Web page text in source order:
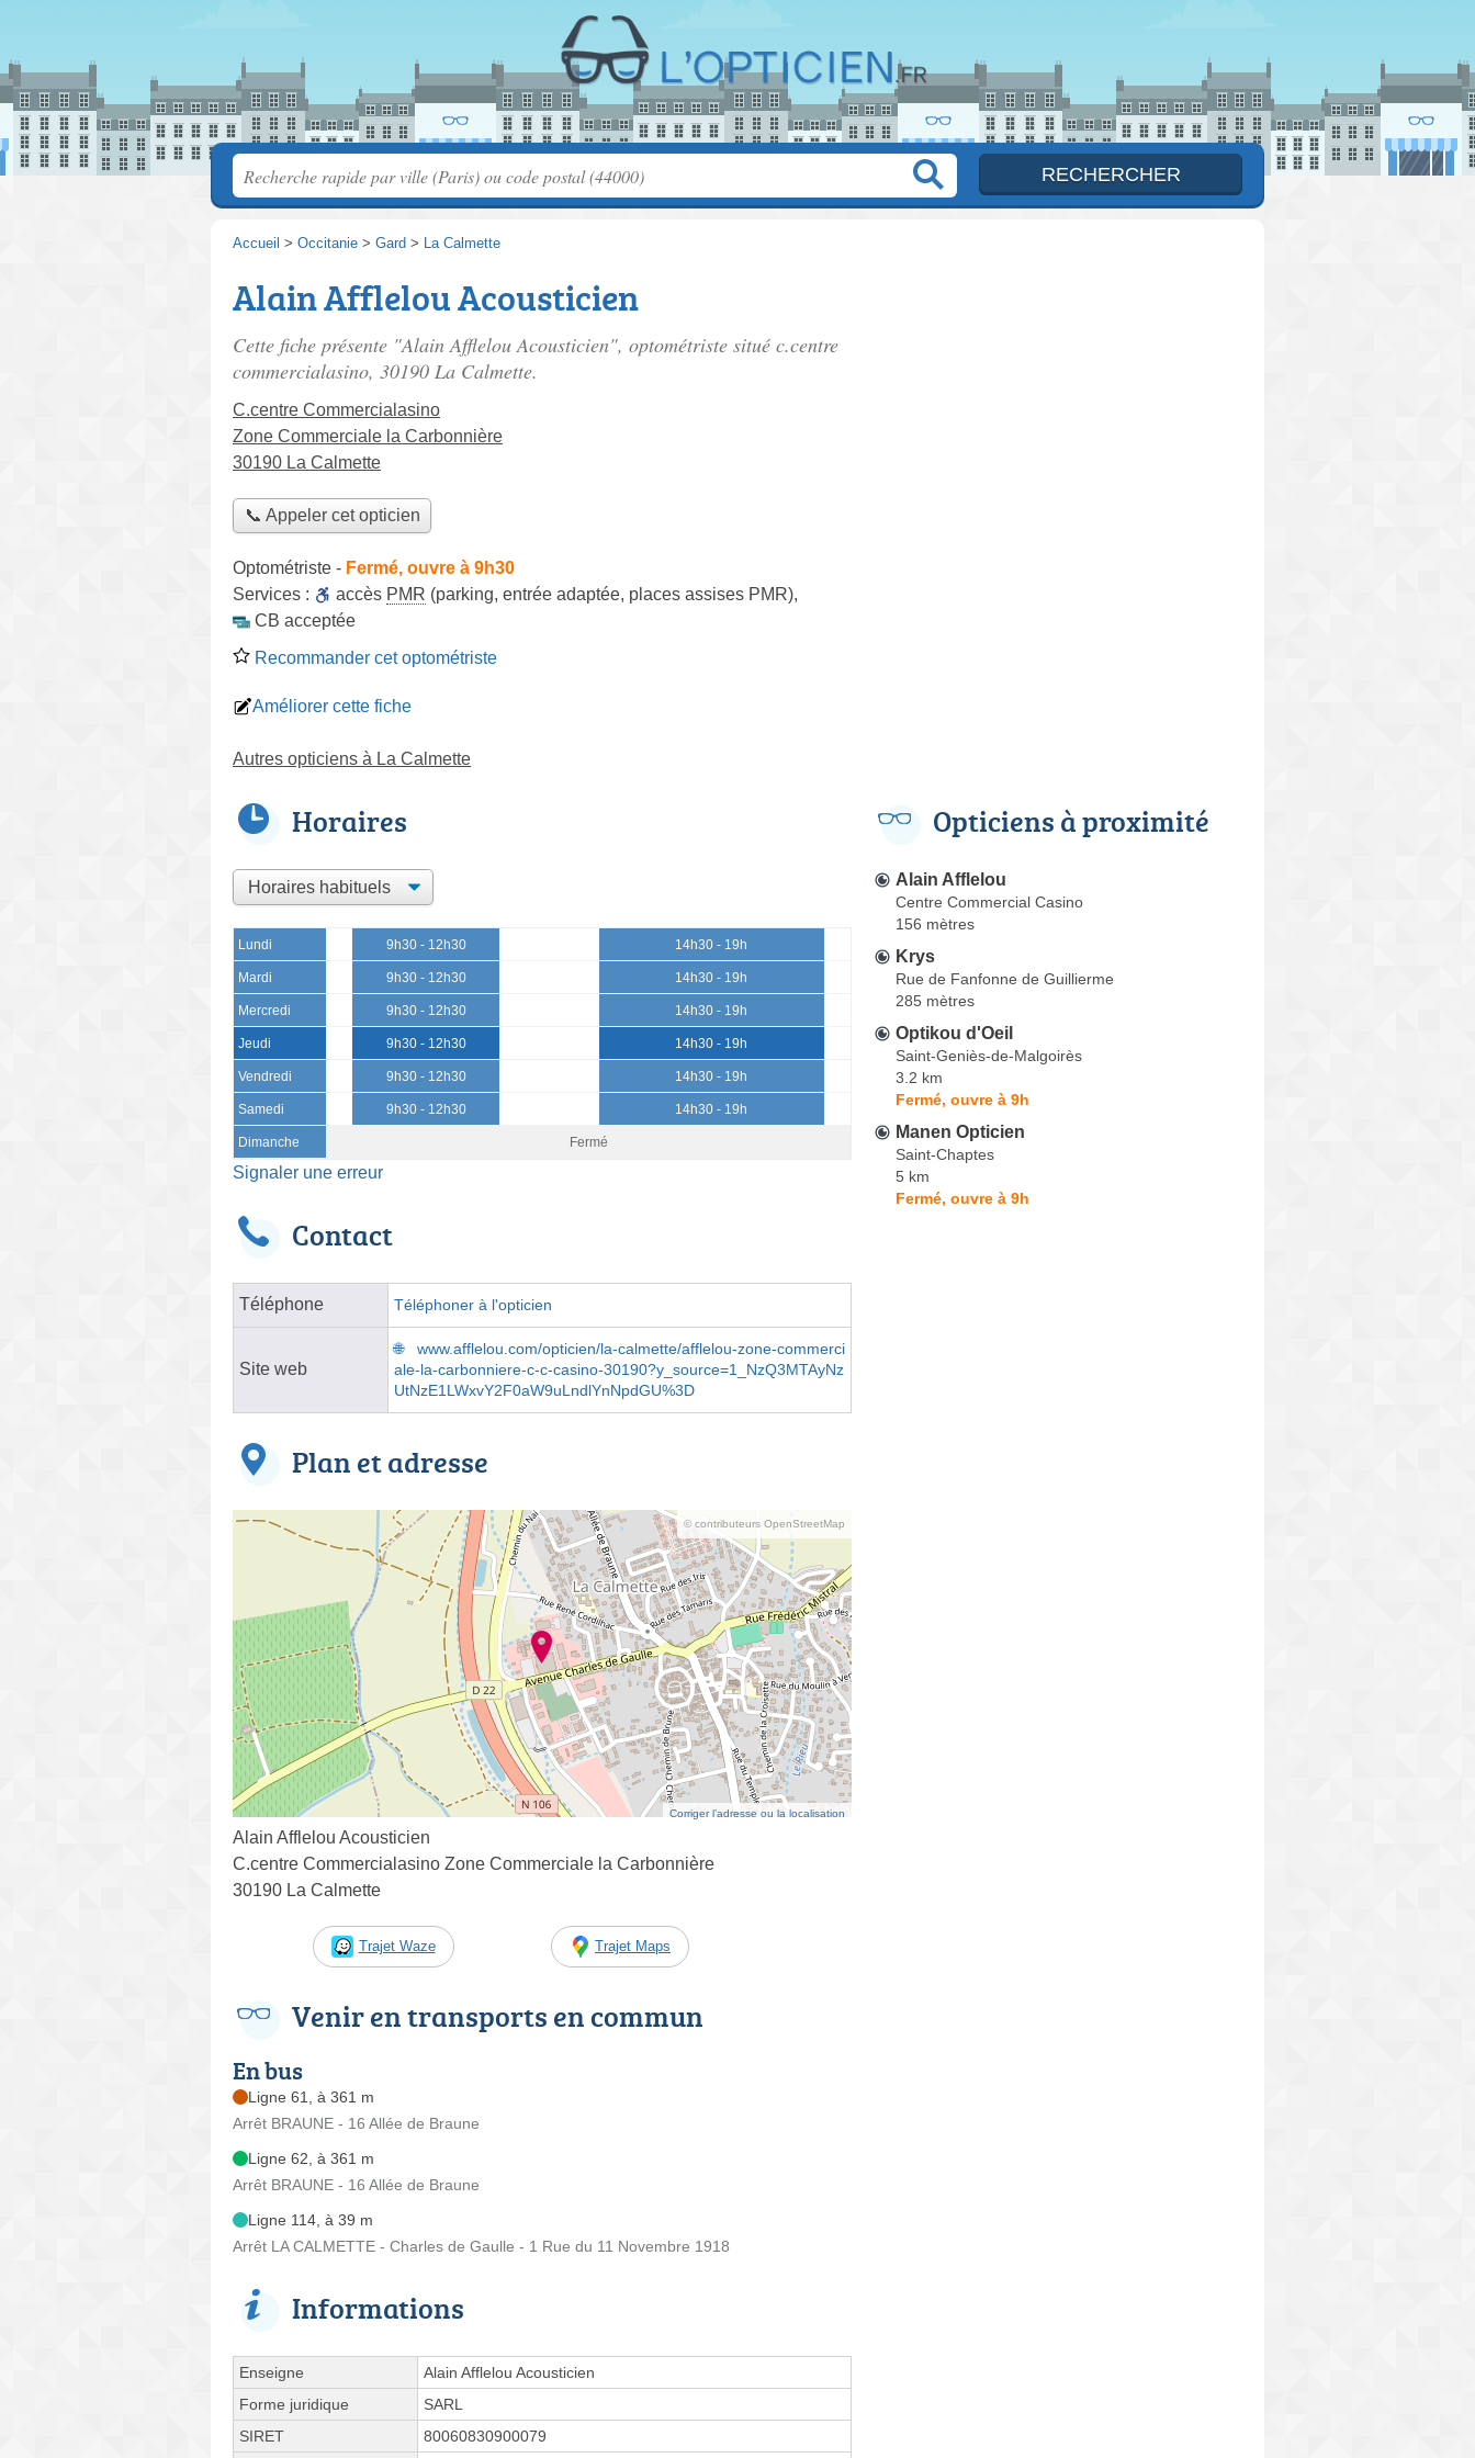
Accueil > Occitanie > Gard > La Calmette
Alain Afflelou Acousticien
Cette fiche présente "Alain Afflelou Acousticien", optométriste situé c.centre
commercialasino, 30190 La Calmette.
C.centre Commercialasino
Zone Commerciale la Carbonnière
30190 La Calmette
📞 Appeler cet opticien
Optométriste - Fermé, ouvre à 9h30
Services :
accès PMR (parking, entrée adaptée, places assises PMR),
CB acceptée
Recommander cet optométriste
Améliorer cette fiche
Autres opticiens à La Calmette
Horaires
Lundi 9h30 - 12h30 14h30 - 19h
Mardi 9h30 - 12h30 14h30 - 19h
Mercredi 9h30 - 12h30 14h30 - 19h
Jeudi 9h30 - 12h30 14h30 - 19h
Vendredi 9h30 - 12h30 14h30 - 19h
Samedi 9h30 - 12h30 14h30 - 19h
Dimanche Fermé
Signaler une erreur
Contact
Téléphone Téléphoner à l'opticien
Site web
www.afflelou.com/opticien/la-calmette/afflelou-zone-commerci
ale-la-carbonniere-c-c-casino-30190?y_source=1_NzQ3MTAyNz
UtNzE1LWxvY2F0aW9uLndlYnNpdGU%3D
Plan et adresse
© contributeurs OpenStreetMap
Corriger l’adresse ou la localisation
Alain Afflelou Acousticien
C.centre Commercialasino Zone Commerciale la Carbonnière
30190 La Calmette
Trajet Waze Trajet Maps
Venir en transports en commun
En bus
Ligne 61, à 361 m
Arrêt BRAUNE - 16 Allée de Braune
Ligne 62, à 361 m
Arrêt BRAUNE - 16 Allée de Braune
Ligne 114, à 39 m
Arrêt LA CALMETTE - Charles de Gaulle - 1 Rue du 11 Novembre 1918
Informations
Enseigne
Alain Afflelou Acousticien
Forme juridique
SARL
SIRET
80060830900079
Opticiens à proximité
Alain Afflelou
Centre Commercial Casino
156 mètres
Krys
Rue de Fanfonne de Guillierme
285 mètres
Optikou d'Oeil
Saint-Geniès-de-Malgoirès
3.2 km
Fermé, ouvre à 9h
Manen Opticien
Saint-Chaptes
5 km
Fermé, ouvre à 9h